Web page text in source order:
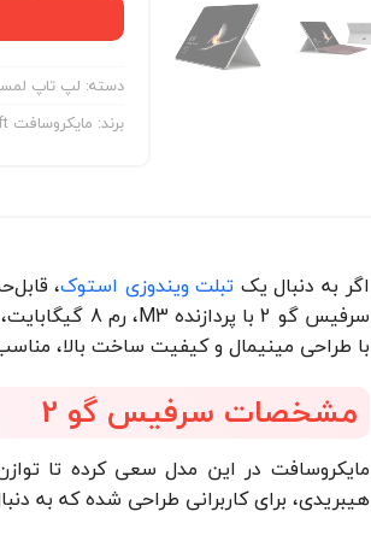
دسته: لپ تاپ
برند: مایکروسافت Microsoft
اگر به دنبال یک تبلت ویندوزی استوک،
با طراحی مینیمال و کیفیت ساخت بالا،
مشخصات سرفیس گو 2
مایکروسافت در این مدل سعی کرده تا
هیبریدی، برای کاربرانی طراحی شده که به